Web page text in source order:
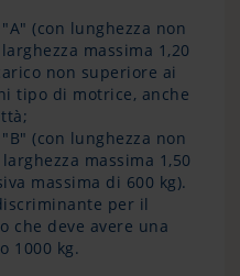
(con lunghezza non
massima 1,20
non superiore ai
tipo di motrice, anche
(con lunghezza non
massima 1,50
massima di 600 kg).
per il
che deve avere una
1000 kg.